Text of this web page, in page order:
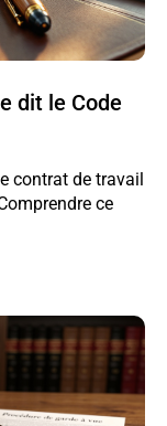
dit le Code
contrat de travail
ce